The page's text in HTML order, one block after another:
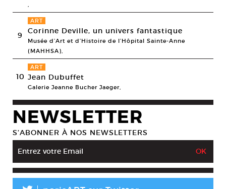
,
9
ART
Corinne Deville, un univers fantastique
Musée d’Art et d’Histoire de l’Hôpital Sainte-Anne
(MAHHSA),
10
ART
Jean Dubuffet
Galerie Jeanne Bucher Jaeger,
NEWSLETTER
S’ABONNER À NOS NEWSLETTERS